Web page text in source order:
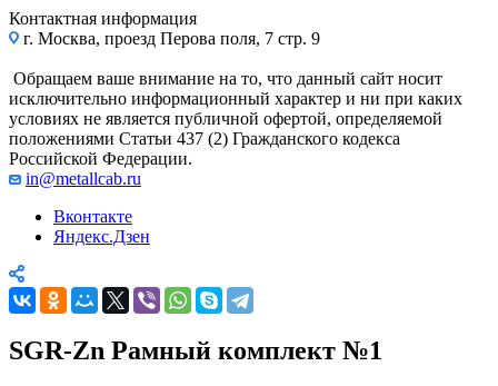
Контактная информация
г. Москва, проезд Перова поля, 7 стр. 9
Обращаем ваше внимание на то, что данный сайт носит
исключительно информационный характер и ни при каких
условиях не является публичной офертой, определяемой
положениями Статьи 437 (2) Гражданского кодекса
Российской Федерации.
in@metallcab.ru
Вконтакте
Яндекс.Дзен
SGR-Zn Рамный комплект №1